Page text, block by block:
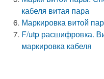
кабеля витая пара
Маркировка витой
F/utp расшифровка.
маркировка кабеля